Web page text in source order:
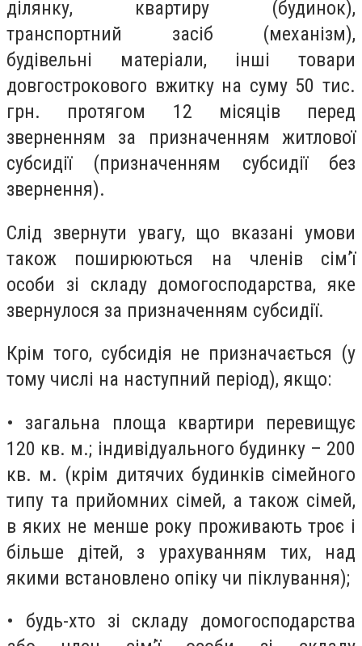
ділянку, квартиру (будинок),
транспортний засіб (механізм),
будівельні матеріали, інші товари
довгострокового вжитку на суму 50 тис.
грн. протягом 12 місяців перед
зверненням за призначенням житлової
субсидії (призначенням субсидії без
звернення).
Слід звернути увагу, що вказані умови
також поширюються на членів сім’ї
особи зі складу домогосподарства, яке
звернулося за призначенням субсидії.
Крім того, субсидія не призначається (у
тому числі на наступний період), якщо:
• загальна площа квартири перевищує
120 кв. м.; індивідуального будинку – 200
кв. м. (крім дитячих будинків сімейного
типу та прийомних сімей, а також сімей,
в яких не менше року проживають троє і
більше дітей, з урахуванням тих, над
якими встановлено опіку чи піклування);
• будь-хто зі складу домогосподарства